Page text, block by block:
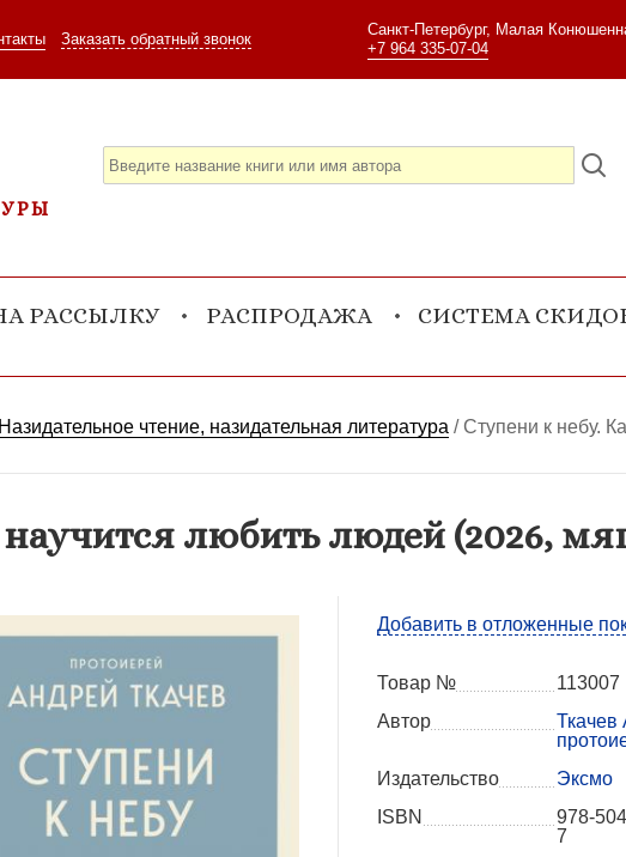
Заказать обратный звонок
Санкт-Петербург, Малая
+7 964 335-07-04
РАССЫЛКУ РАСПРОДАЖА
СИСТЕМА
Назидательное чтение, назидательная литература /Ступени к небу.
любить людей (2026,
Добавить в отложенные
Товар №
113007
Автор
Ткачев
Издательство
Эксмо
ISBN
978-
7